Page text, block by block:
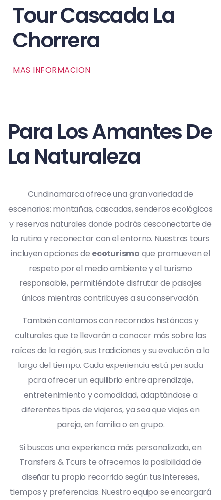
Tour Cascada La
Chorrera
MAS INFORMACION
Para Los Amantes De
La Naturaleza
Cundinamarca ofrece una gran variedad de
escenarios: montañas, cascadas, senderos ecológicos
y reservas naturales donde podrás desconectarte de
la rutina y reconectar con el entorno. Nuestros tours
incluyen opciones de ecoturismo que promueven el
respeto por el medio ambiente y el turismo
responsable, permitiéndote disfrutar de paisajes
únicos mientras contribuyes a su conservación.
También contamos con recorridos históricos y
culturales que te llevarán a conocer más sobre las
raíces de la región, sus tradiciones y su evolución a lo
largo del tiempo. Cada experiencia está pensada
para ofrecer un equilibrio entre aprendizaje,
entretenimiento y comodidad, adaptándose a
diferentes tipos de viajeros, ya sea que viajes en
pareja, en familia o en grupo.
Si buscas una experiencia más personalizada, en
Transfers & Tours te ofrecemos la posibilidad de
diseñar tu propio recorrido según tus intereses,
tiempos y preferencias. Nuestro equipo se encargará